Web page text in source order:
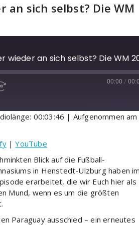
sich selbst? Die WM
00:00 /
00:03:46 | Aufgenommen am
|YouTube
Blick auf die Fußball-
in Henstedt-Ulzburg haben im
erarbeitet, die wir Euch hier als
Mund, wenn es um die größten
Paraguay ausschied – ein erneutes